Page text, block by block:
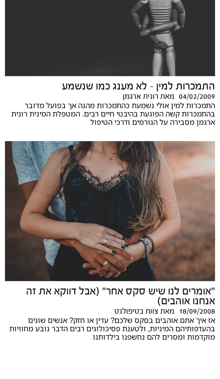
התמכרות למין - לא מענג כמו שנשמע
04/02/2009 מאת רונית ארגמן
התמכרות למין אולי נשמעת כהתמכרות מהנה אך בפועל מדובר
בהתמכרות קשה הפוגעת בהיבטי חיים רבים. המטפלת המינית רונית
ארגמן מסבירה על הגורמים ודרכי הטיפול
"אומרים לנו שיש סקס אחר" (אבל דווקא את זה
אנחנו אוהבים)
18/09/2008 מאת צוות בטיפולנט
אז איך אתם אוהבים בסקס שלכם? עדין או חזק? אנשים שונים
בהעדפותיהם המיניות, ולטענת פסיכולוגים רבים הדבר נובע מחוויות
מוקדמות ומסרים להם נחשפנו בילדותנו